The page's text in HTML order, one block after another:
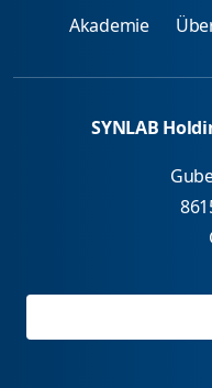
Akademie
SYNLAB